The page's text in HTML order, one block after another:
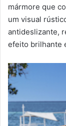
mármore que
um visual
antideslizante,
efeito brilhante